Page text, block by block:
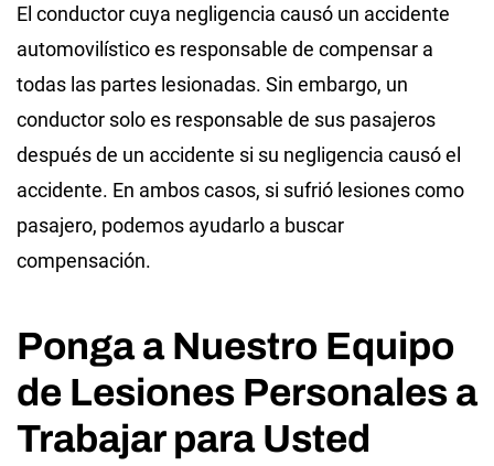
El conductor cuya negligencia causó un accidente
automovilístico es responsable de compensar a
todas las partes lesionadas. Sin embargo, un
conductor solo es responsable de sus pasajeros
después de un accidente si su negligencia causó el
accidente. En ambos casos, si sufrió lesiones como
pasajero, podemos ayudarlo a buscar
compensación.
Ponga a Nuestro Equipo
de Lesiones Personales a
Trabajar para Usted